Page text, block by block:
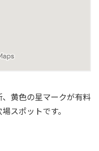
黄色の星マークが有料
スポットです。